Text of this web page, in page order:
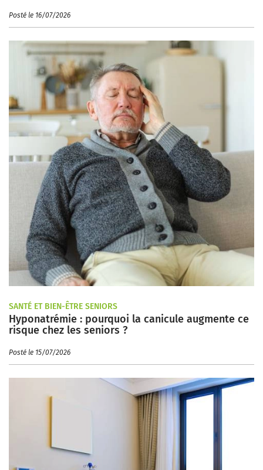
Posté le 16/07/2026
SANTÉ ET BIEN-ÊTRE SENIORS
Hyponatrémie : pourquoi la canicule augmente ce
risque chez les seniors ?
Posté le 15/07/2026